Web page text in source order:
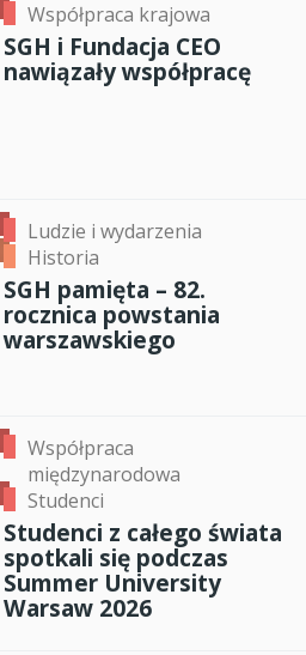
Współpraca krajowa
SGH i Fundacja CEO
nawiązały współpracę
Ludzie i wydarzenia
Historia
SGH pamięta – 82.
rocznica powstania
warszawskiego
Współpraca
międzynarodowa
Studenci
Studenci z całego świata
spotkali się podczas
Summer University
Warsaw 2026